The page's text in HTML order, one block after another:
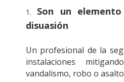
Son un
disuasión
Un profesional de la
instalaciones
vandalismo, robo o